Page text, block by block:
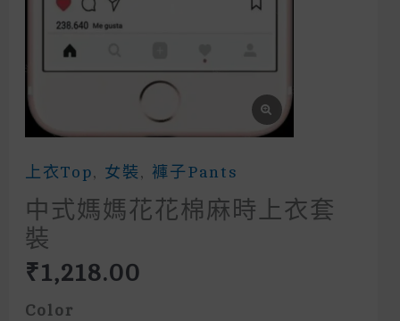
上衣Top, 女裝 , 褲子Pants
中式媽媽花花棉麻時上衣套
裝
₹1,218.00
Color